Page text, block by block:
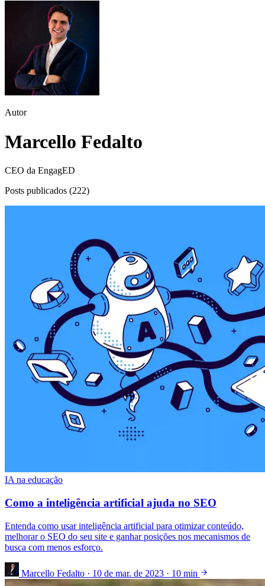
Autor
Marcello Fedalto
CEO da EngagED
Posts publicados (222)
IA na educação
Como a inteligência artificial ajuda no SEO
Entenda como usar inteligência artificial para otimizar conteúdo,
melhorar o SEO do seu site e ganhar posições nos mecanismos de
busca com menos esforço.
Marcello Fedalto · 10 de mar. de 2023 · 10 min